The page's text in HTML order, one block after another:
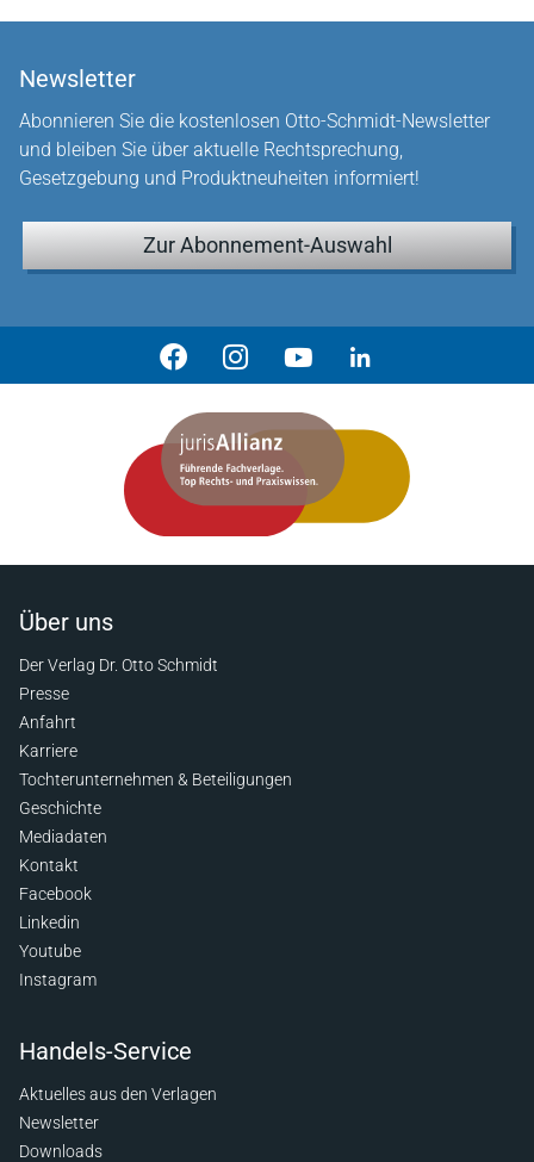
Newsletter
Abonnieren Sie die kostenlosen Otto-Schmidt-Newsletter
und bleiben Sie über aktuelle Rechtsprechung,
Gesetzgebung und Produktneuheiten informiert!
Zur Abonnement-Auswahl
Über uns
Der Verlag Dr. Otto Schmidt
Presse
Anfahrt
Karriere
Tochterunternehmen & Beteiligungen
Geschichte
Mediadaten
Kontakt
Facebook
Linkedin
Youtube
Instagram
Handels-Service
Aktuelles aus den Verlagen
Newsletter
Downloads